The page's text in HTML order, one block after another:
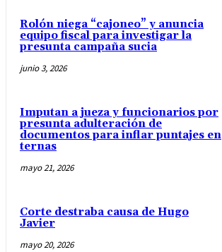
Rolón niega “cajoneo” y anuncia
equipo fiscal para investigar la
presunta campaña sucia
junio 3, 2026
Imputan a jueza y funcionarios por
presunta adulteración de
documentos para inflar puntajes en
ternas
mayo 21, 2026
Corte destraba causa de Hugo
Javier
mayo 20, 2026